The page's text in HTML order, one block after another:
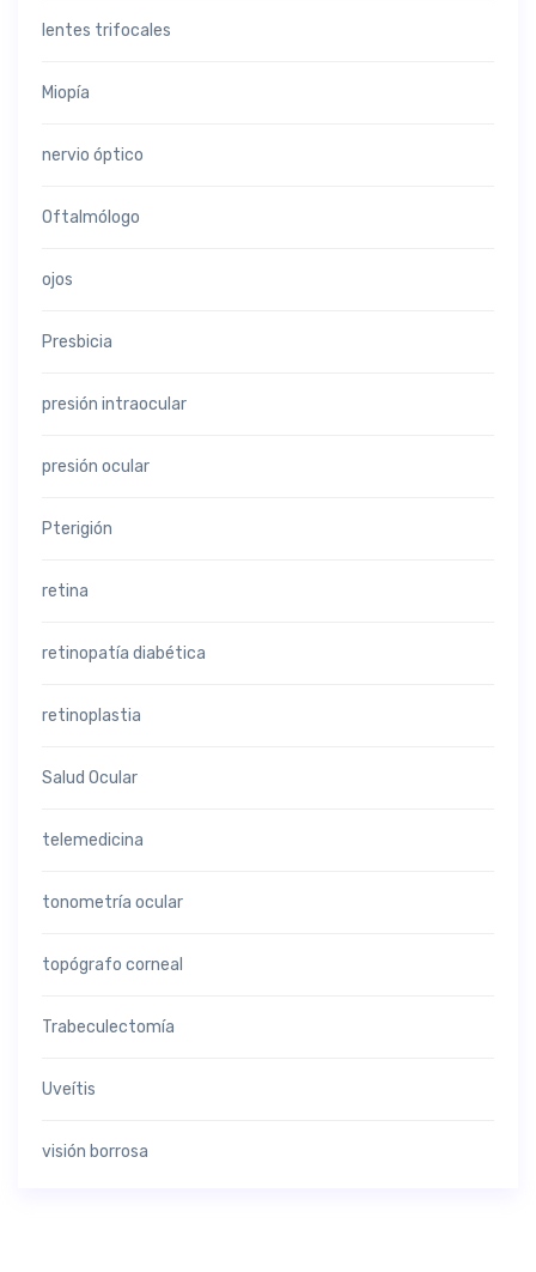
lentes trifocales
Miopía
nervio óptico
Oftalmólogo
ojos
Presbicia
presión intraocular
presión ocular
Pterigión
retina
retinopatía diabética
retinoplastia
Salud Ocular
telemedicina
tonometría ocular
topógrafo corneal
Trabeculectomía
Uveítis
visión borrosa